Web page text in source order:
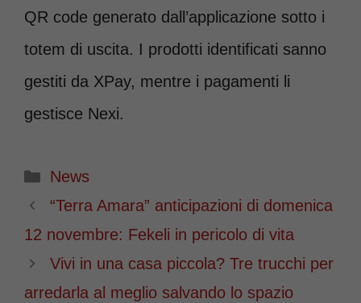
QR code generato dall’applicazione sotto i
totem di uscita. I prodotti identificati sanno
gestiti da XPay, mentre i pagamenti li
gestisce Nexi.
Categorie
News
“Terra Amara” anticipazioni di domenica
12 novembre: Fekeli in pericolo di vita
Vivi in una casa piccola? Tre trucchi per
arredarla al meglio salvando lo spazio